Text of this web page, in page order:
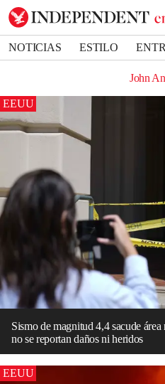
NOTICIAS ESTILO
John
EEUU
Sismo de magnitud 4,4 sacude
no se reportan daños ni heridos
EEUU